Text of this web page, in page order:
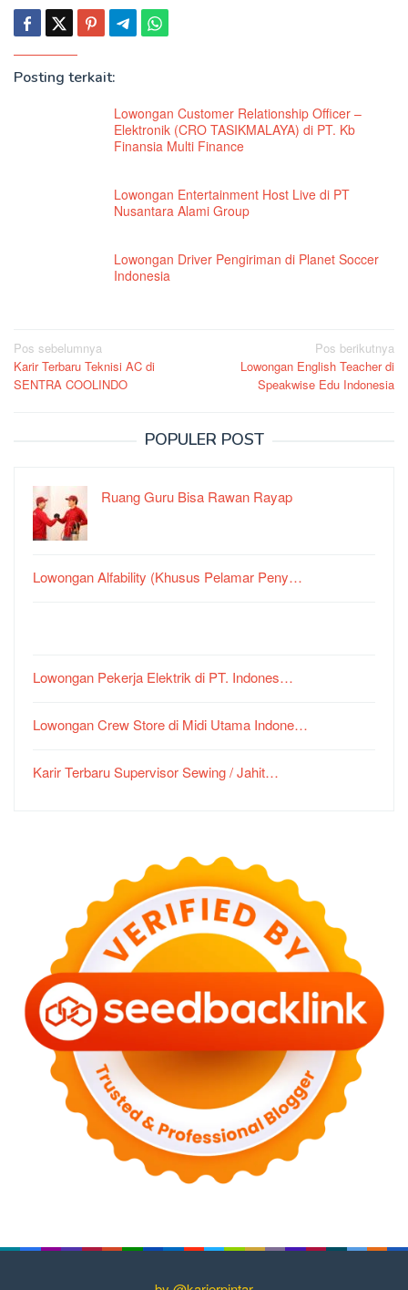
Posting terkait:
Lowongan Customer Relationship Officer –
Elektronik (CRO TASIKMALAYA) di PT. Kb
Finansia Multi Finance
Lowongan Entertainment Host Live di PT
Nusantara Alami Group
Lowongan Driver Pengiriman di Planet Soccer
Indonesia
Navigasi
pos
Pos sebelumnya
Karir Terbaru Teknisi AC di
SENTRA COOLINDO
Pos berikutnya
Lowongan English Teacher di
Speakwise Edu Indonesia
POPULER POST
Ruang Guru Bisa Rawan Rayap
Lowongan Alfability (Khusus Pelamar Peny…
Lowongan Pekerja Elektrik di PT. Indones…
Lowongan Crew Store di Midi Utama Indone…
Karir Terbaru Supervisor Sewing / Jahit…